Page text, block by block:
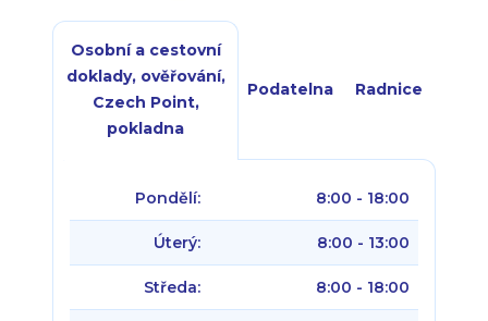
Osobní a cestovní
doklady, ověřování,
Czech Point,
pokladna
Podatelna Radnice
Pondělí: 8:00 - 18:00
Úterý: 8:00 - 13:00
Středa: 8:00 - 18:00